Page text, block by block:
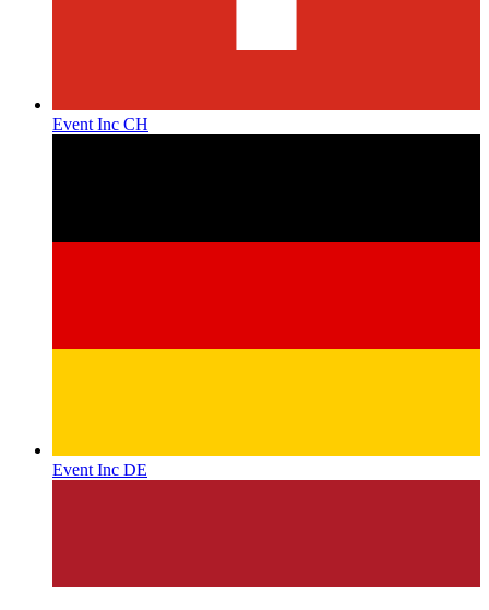
Event Inc CH
Event Inc DE